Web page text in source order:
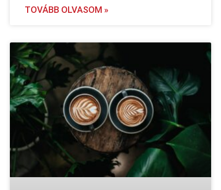
TOVÁBB OLVASOM »